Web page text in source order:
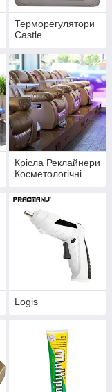
Терморегулятори
Castle
Крісла Реклайнери
Косметологічні
Logis